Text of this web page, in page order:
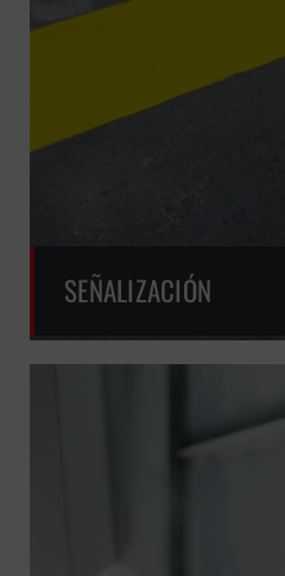
SEÑALIZACIÓN